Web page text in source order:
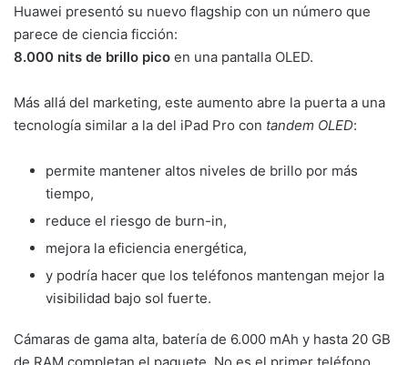
Huawei presentó su nuevo flagship con un número que
parece de ciencia ficción:
8.000 nits de brillo pico en una pantalla OLED.
Más allá del marketing, este aumento abre la puerta a una
tecnología similar a la del iPad Pro con tandem OLED:
permite mantener altos niveles de brillo por más
tiempo,
reduce el riesgo de burn-in,
mejora la eficiencia energética,
y podría hacer que los teléfonos mantengan mejor la
visibilidad bajo sol fuerte.
Cámaras de gama alta, batería de 6.000 mAh y hasta 20 GB
de RAM completan el paquete. No es el primer teléfono